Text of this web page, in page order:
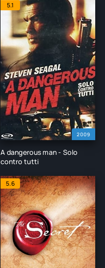
2009
5.1
A dangerous man - Solo
contro tutti
5.6